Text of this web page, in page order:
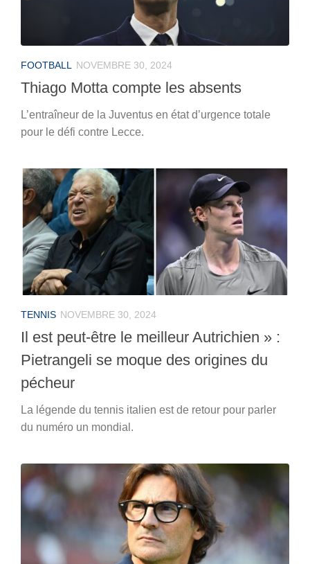
FOOTBALL NOVEMBRE 30, 2024
Thiago Motta compte les absents
L’entraîneur de la Juventus en état d’urgence totale
pour le défi contre Lecce.
TENNIS NOVEMBRE 30, 2024
Il est peut-être le meilleur Autrichien » :
Pietrangeli se moque des origines du
pécheur
La légende du tennis italien est de retour pour parler
du numéro un mondial.